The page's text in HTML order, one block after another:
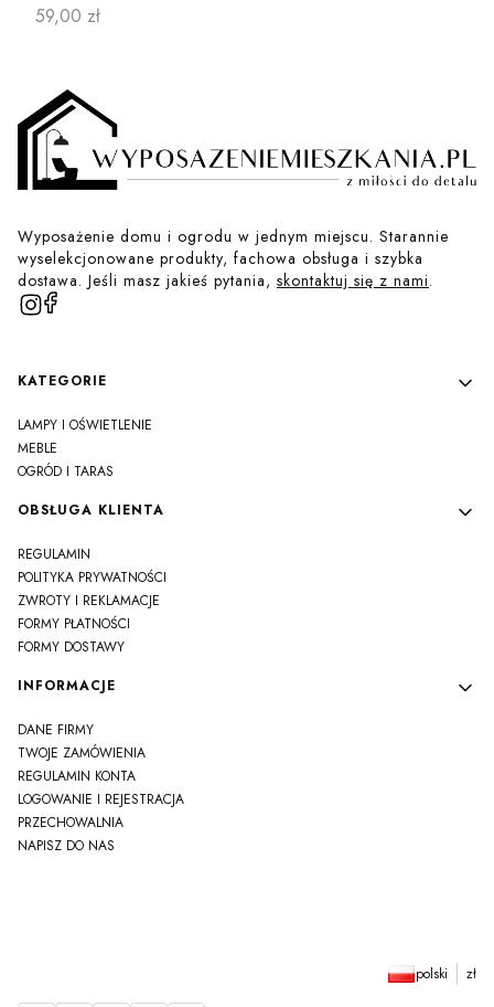
Cena
59,00 zł
Wyposażenie domu i ogrodu w jednym miejscu. Starannie
wyselekcjonowane produkty, fachowa obsługa i szybka
dostawa. Jeśli masz jakieś pytania, skontaktuj się z nami.
Linki w stopce
KATEGORIE
LAMPY I OŚWIETLENIE
MEBLE
OGRÓD I TARAS
OBSŁUGA KLIENTA
REGULAMIN
POLITYKA PRYWATNOŚCI
ZWROTY I REKLAMACJE
FORMY PŁATNOŚCI
FORMY DOSTAWY
INFORMACJE
DANE FIRMY
TWOJE ZAMÓWIENIA
REGULAMIN KONTA
LOGOWANIE I REJESTRACJA
PRZECHOWALNIA
NAPISZ DO NAS
polski zł